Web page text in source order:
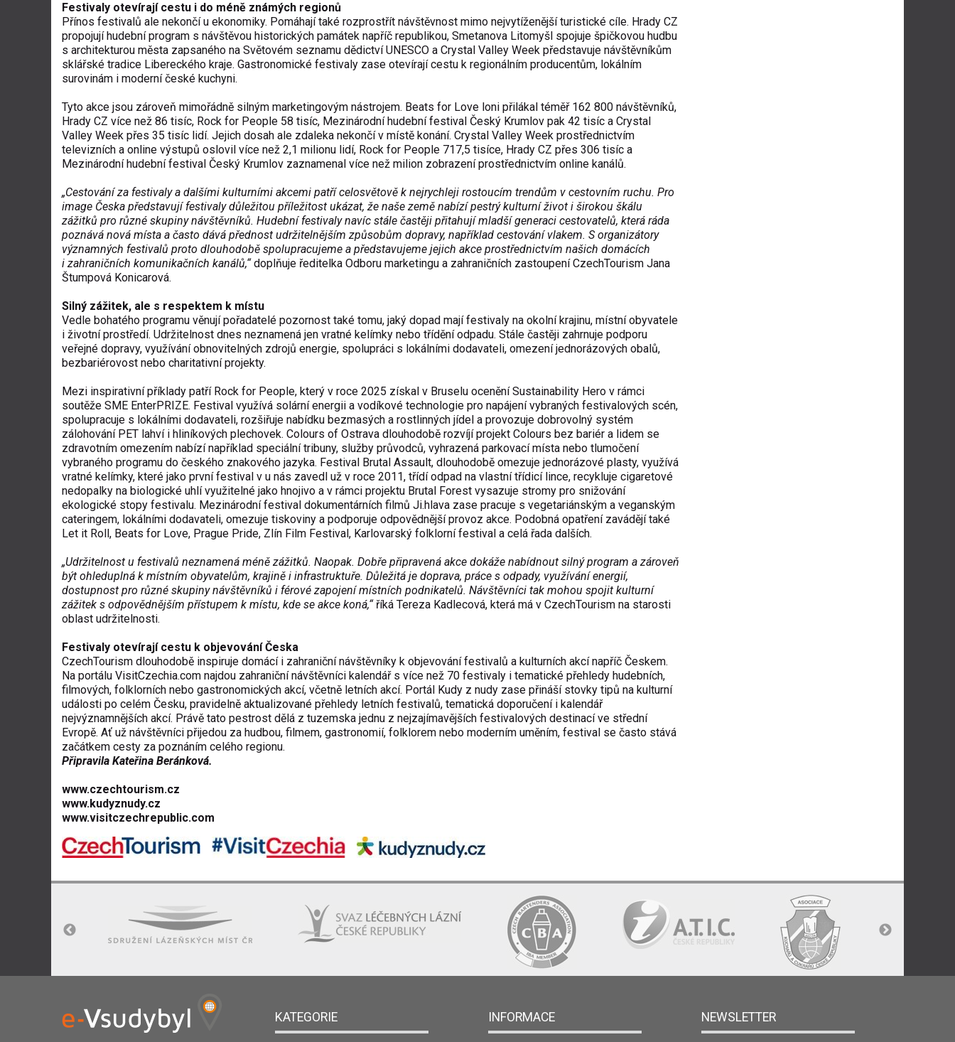
Festivaly otevírají cestu i do méně známých regionů
Přínos festivalů ale nekončí u ekonomiky. Pomáhají také rozprostřít návštěvnost mimo nejvytíženější turistické cíle. Hrady CZ
propojují hudební program s návštěvou historických památek napříč republikou, Smetanova Litomyšl spojuje špičkovou hudbu
s architekturou města zapsaného na Světovém seznamu dědictvíUNESCO a Crystal Valley Week představuje návštěvníkům
sklářské tradice Libereckého kraje. Gastronomické festivaly zase otevírají cestu k regionálním producentům, lokálním
surovinám i moderní české kuchyni.
Tyto akce jsou zároveň mimořádně silným marketingovým nástrojem. Beats for Love loni přilákal téměř 162 800 návštěv­níků,
Hrady CZ více než 86 tisíc, Rock for People 58 tisíc, Mezinárodní hudební festival Český Krumlov pak 42 tisíc a Crystal
Valley Week přes 35 tisíc lidí. Jejich dosah ale zdaleka nekončí v místě konání. Crystal Valley Week prostřednictvím
televizních a online výstupů oslovil více než 2,1 milionu lidí, Rock for People 717,5 tisíce, Hrady CZ přes 306 tisíc a
Mezinárodní hudební festival Český Krumlov zaznamenal více než milion zobrazení prostřednictvím online kanálů.
„Cestování za festivaly a dalšími kulturními akcemi patří celosvětově k nejrychleji rostoucím trendům v cestovním ruchu. Pro
image Česka představují festivaly důležitou příležitost ukázat, že naše země nabízí pestrý kulturní život i širokou škálu
zážitků pro různé skupiny návštěvníků. Hudební festivaly navíc stále častěji přitahují mladší generaci cestovatelů, která ráda
poznává nová místa a často dává přednost udržitelnějším způsobům dopravy, například cestování vlakem. S organizátory
významných festivalů proto dlouhodobě spolupracujeme a představujeme jejich akce prostřednictvím našich domácích
i zahraničních komunikačních kanálů,“doplňuje ředitelka Odboru marketingu a zahraničních zastoupení CzechTourism Jana
Štumpová Konicarová.
Silný zážitek, ale s respektem k místu
Vedle bohatého programu věnují pořadatelé pozornost také tomu, jaký dopad mají festivaly na okolní krajinu, místní obyvatele
i životní prostředí. Udržitelnost dnes neznamená jen vratné kelímky nebo třídění odpadu. Stále častěji zahrnuje podporu
veřejné dopravy, využívání obnovitelných zdrojů energie, spolupráci s lokálními dodavateli, omezení jednorázových obalů,
bezbariérovost nebo charitativní projekty.
Mezi inspirativní příklady patří Rock for People, který v roce 2025 získal v Bruselu ocenění Sustainability Hero v rámci
soutěže SME EnterPRIZE. Festival využívá solární energii a vodíkové technologie pro napájení vybraných festivalových scén,
spolupracuje s lokálními dodavateli, rozšiřuje nabídku bezmasých a rostlinných jídel a provozuje dobrovolný systém
zálohování PET lahví i hliníkových plechovek. Colours of Ostrava dlouhodobě rozvíjí projekt Colours bez bariér a lidem se
zdravotním omezením nabízí například speciální tribuny, služby průvodců, vyhrazená parkovací místa nebo tlumočení
vybraného programu do českého znakového jazyka. Festival Brutal Assault, dlouhodobě omezuje jednorázové plasty, využívá
vratné kelímky, které jako první festival v u nás zavedl už v roce 2011, třídí odpad na vlastní třídicí lince, recykluje cigaretové
nedopalky na biologické uhlí využitelné jako hnojivo a v rámci projektu Brutal Forest vysazuje stromy pro snižování
ekologické stopy festivalu. Mezinárodní festival dokumentárních filmů Ji.hlava zase pracuje s vegetariánským a veganským
cateringem, lokálními dodavateli, omezuje tiskoviny a podporuje odpovědnější provoz akce. Podobná opatření zavádějí také
Let it Roll, Beats for Love, Prague Pride, Zlín Film Festival, Karlovarský folklorní festival a celá řada dalších.
„Udržitelnost u festivalů neznamená méně zážitků. Naopak. Dobře připravená akce dokáže nabídnout silný program a zároveň
být ohleduplná k místním obyvatelům, krajině i infrastruktuře. Důležitá je doprava, práce s odpady, využívání energií,
dostupnost pro různé skupiny návštěvníků i férové zapojení místních podnikatelů. Návštěvníci tak mohou spojit kulturní
zážitek s odpovědnějším přístupem k místu, kde se akce koná,“říká Tereza Kadlecová, která má v CzechTourism na starosti
oblast udržitelnosti.
Festivaly otevírají cestu k objevování Česka
CzechTourism dlouhodobě inspiruje domácí i zahraniční návštěvníky k objevování festivalů a kulturních akcí napříč Českem.
Na portálu VisitCzechia.com najdou zahraniční návštěvníci kalendář s více než 70 festivaly i tematické přehledy hudebních,
filmových, folklorních nebo gastronomických akcí, včetně letních akcí. Portál Kudy z nudy zase přináší stovky tipů na kulturní
události po celém Česku, pravidelně aktualizované přehledy letních festivalů, tematická doporučeníi kalendář
nejvýznamnějších akcí. Právě tato pestrost dělá z tuzemska jednu z nejzajímavějších festivalových destinací ve střední
Evropě. Ať už návštěvníci přijedou za hudbou, filmem, gastronomií, folklorem nebo moderním uměním, festival se často stává
začátkem cesty za poznáním celého regionu.
Připravila Kateřina Beránková.
www.czechtourism.cz
www.kudyznudy.cz
www.visitczechrepublic.com
KATEGORIE INFORMACE NEWSLETTER